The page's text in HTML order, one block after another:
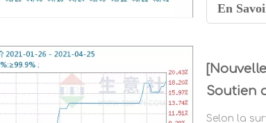
En
Selon la